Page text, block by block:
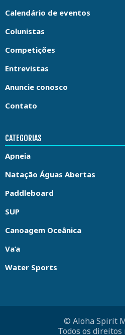
Calendário de eventos
Colunistas
Competições
Entrevistas
Anuncie conosco
Contato
CATEGORIAS
Apneia
Natação Águas Abertas
Paddleboard
SUP
Canoagem Oceânica
Va’a
Water Sports
© Aloha Spirit
Todos os direitos